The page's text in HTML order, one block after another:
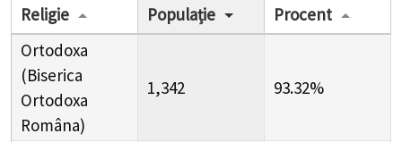
Religie Populație
Procent
Ortodoxa
(Biserica
Ortodoxa
Româna)
1,342 93.32%